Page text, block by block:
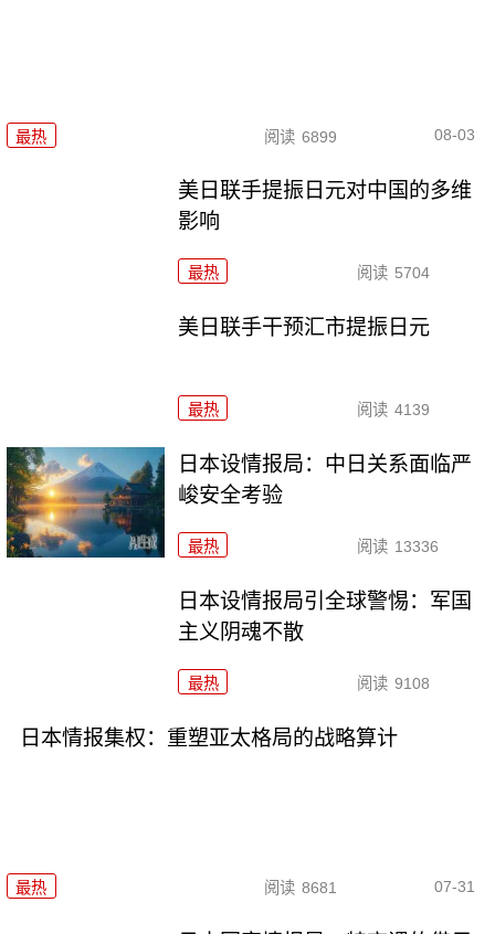
最热 阅读 6899 08-03
美日联手提振日元对中国的多维
影响
最热 阅读 5704
美日联手干预汇市提振日元
最热 阅读 4139
日本设情报局：中日关系面临严
峻安全考验
最热 阅读 13336
日本设情报局引全球警惕：军国
主义阴魂不散
最热 阅读 9108
日本情报集权：重塑亚太格局的战略算计
最热 阅读 8681 07-31